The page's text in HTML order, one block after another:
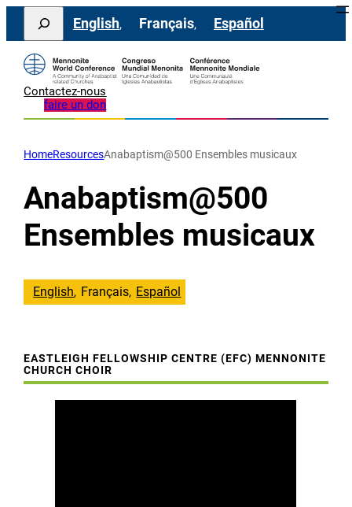
Aller
contenu
Search
English Français Español
Contactez-nous
faire un don
HomeResourcesAnabaptism@500 Ensembles musicaux
Anabaptism@500
Ensembles musicaux
English Français Español
EASTLEIGH FELLOWSHIP CENTRE (EFC) MENNONITE
CHURCH CHOIR